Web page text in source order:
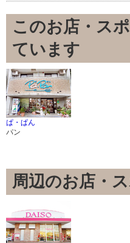
このお店・ス
ています
ぱ・ぱん
パン
周辺のお店・